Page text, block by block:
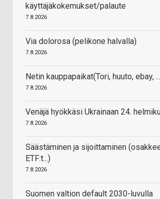
käyttäjäkokemukset/palaute
7.8.2026
Via dolorosa (pelikone halvalla)
7.8.2026
Netin kauppapaikat(Tori, huuto, ebay,
7.8.2026
Venäjä hyökkäsi Ukrainaan 24.
7.8.2026
Säästäminen ja sijoittaminen
ETF:t...)
7.8.2026
Suomen valtion default 2030-luvulla